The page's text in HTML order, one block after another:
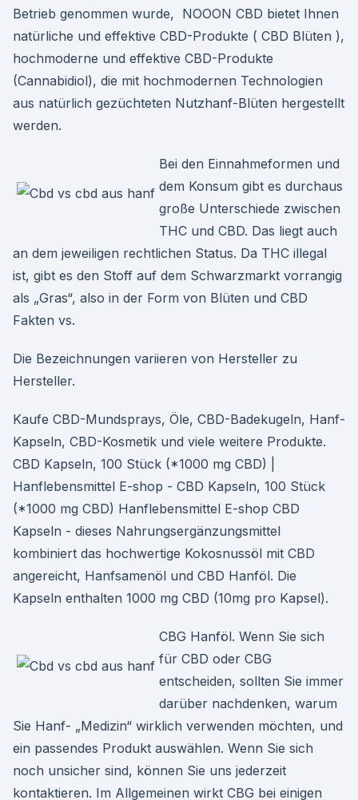
Betrieb genommen wurde, NOOON CBD bietet Ihnen
natürliche und effektive CBD-Produkte ( CBD Blüten ),
hochmoderne und effektive CBD-Produkte
(Cannabidiol), die mit hochmodernen Technologien
aus natürlich gezüchteten Nutzhanf-Blüten hergestellt
werden.
Bei den Einnahmeformen und
dem Konsum gibt es durchaus
große Unterschiede zwischen
THC und CBD. Das liegt auch
an dem jeweiligen rechtlichen Status. Da THC illegal
ist, gibt es den Stoff auf dem Schwarzmarkt vorrangig
als „Gras“, also in der Form von Blüten und CBD
Fakten vs.
Die Bezeichnungen variieren von Hersteller zu
Hersteller.
Kaufe CBD-Mundsprays, Öle, CBD-Badekugeln, Hanf-
Kapseln, CBD-Kosmetik und viele weitere Produkte.
CBD Kapseln, 100 Stück (*1000 mg CBD) |
Hanflebensmittel E-shop - CBD Kapseln, 100 Stück
(*1000 mg CBD) Hanflebensmittel E-shop CBD
Kapseln - dieses Nahrungsergänzungsmittel
kombiniert das hochwertige Kokosnussöl mit CBD
angereicht, Hanfsamenöl und CBD Hanföl. Die
Kapseln enthalten 1000 mg CBD (10mg pro Kapsel).
CBG Hanföl. Wenn Sie sich
für CBD oder CBG
entscheiden, sollten Sie immer
darüber nachdenken, warum
Sie Hanf- „Medizin“ wirklich verwenden möchten, und
ein passendes Produkt auswählen. Wenn Sie sich
noch unsicher sind, können Sie uns jederzeit
kontaktieren. Im Allgemeinen wirkt CBG bei einigen